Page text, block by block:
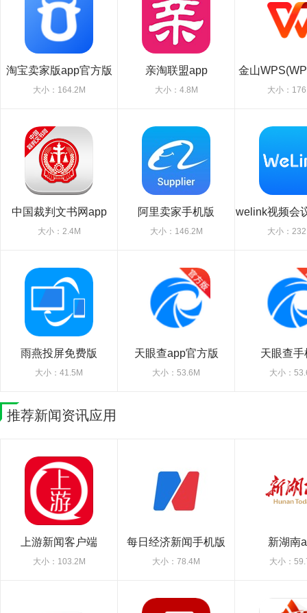
淘宝卖家版app官方版
(千牛app)
大小：164.2M
亲淘联盟app
大小：4.8M
金山
手机
大小：
中国裁判文书网app
大小：2.4M
阿里卖家手机版
大小：146.2M
welink视频会
大小：
雨燕投屏免费版
大小：41.5M
天眼查app官方版
大小：53.6M
天眼查手
大小：
推荐新闻资讯应用
上游新闻客户端
大小：103.2M
每日经济新闻手机版
2026官方版
大小：78.4M
新湖南
大小：